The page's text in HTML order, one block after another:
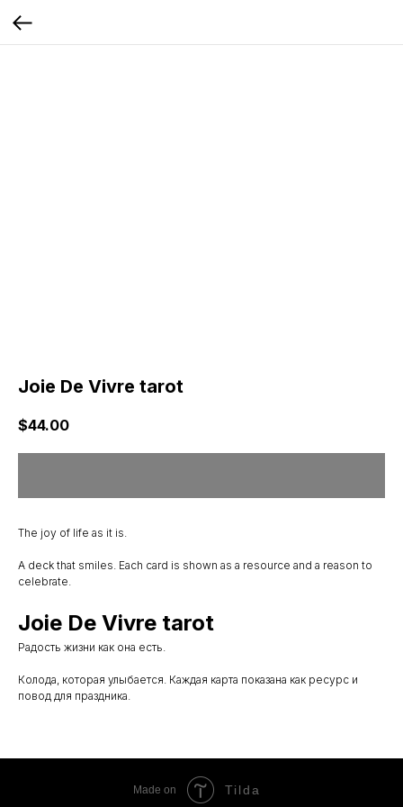
Joie De Vivre tarot
$44.00
The joy of life as it is.
A deck that smiles. Each card is shown as a resource and a reason to
celebrate.
Joie De Vivre tarot
Радость жизни как она есть.
Колода, которая улыбается. Каждая карта показана как ресурс и
повод для праздника.
Made on Tilda